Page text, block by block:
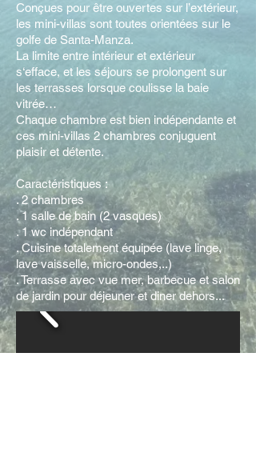
Conçues pour être ouvertes sur l’extérieur,
les mini-villas sont toutes orientées sur le
golfe de Santa-Manza.
La limite entre intérieur et extérieur
s‘efface, et les séjours se prolongent sur
les terrasses lorsque coulisse la baie
vitrée…
Chaque chambre est bien indépendante et
ces mini-villas 2 chambres conjuguent
plaisir et détente.
Caractéristiques :
. 2 chambres
. 1 salle de bain (2 vasques)
. 1 wc indépendant
. Cuisine totalement équipée (lave linge,
lave vaisselle, micro-ondes,..)
. Terrasse avec vue mer, barbecue et salon
de jardin pour déjeuner et diner dehors...